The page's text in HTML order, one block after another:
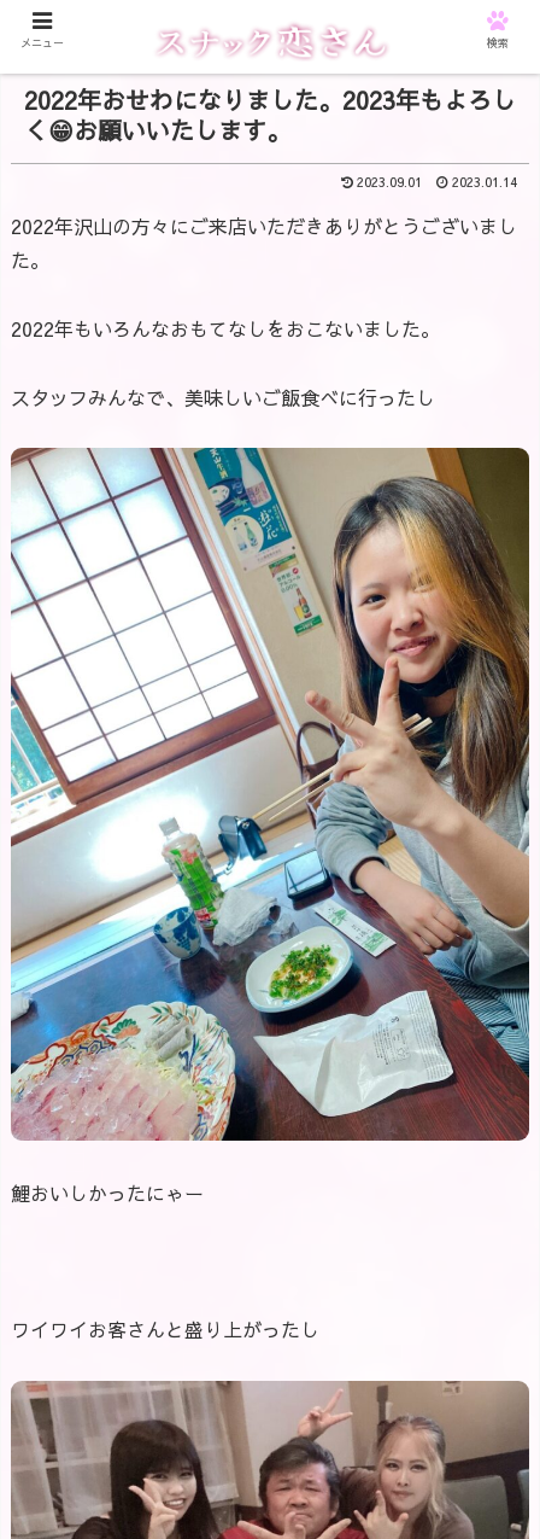
2022年おせわになりました。2023年もよろし
く😁お願いいたします。
2023.09.01 2023.01.14
2022年沢山の方々にご来店いただきありがとうございまし
た。
2022年もいろんなおもてなしをおこないました。
スタッフみんなで、美味しいご飯食べに行ったし
鯉おいしかったにゃー
ワイワイお客さんと盛り上がったし
メニュー 検索